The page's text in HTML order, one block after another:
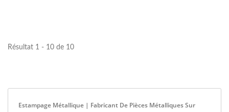
Résultat 1 - 10 de 10
Estampage Métallique | Fabricant De Pièces Métalliques Sur